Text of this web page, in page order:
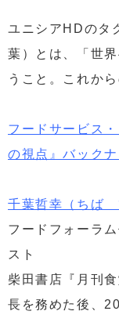
ユニシアHDのタ
葉）とは、「世
うこと。これか
フードサービス
の視点』バック
千葉哲幸（ちば
フードフォーラ
スト
柴田書店『月刊
長を務めた後、